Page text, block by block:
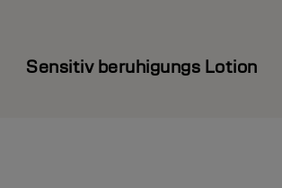
Sensitiv beruhigungs Lotion